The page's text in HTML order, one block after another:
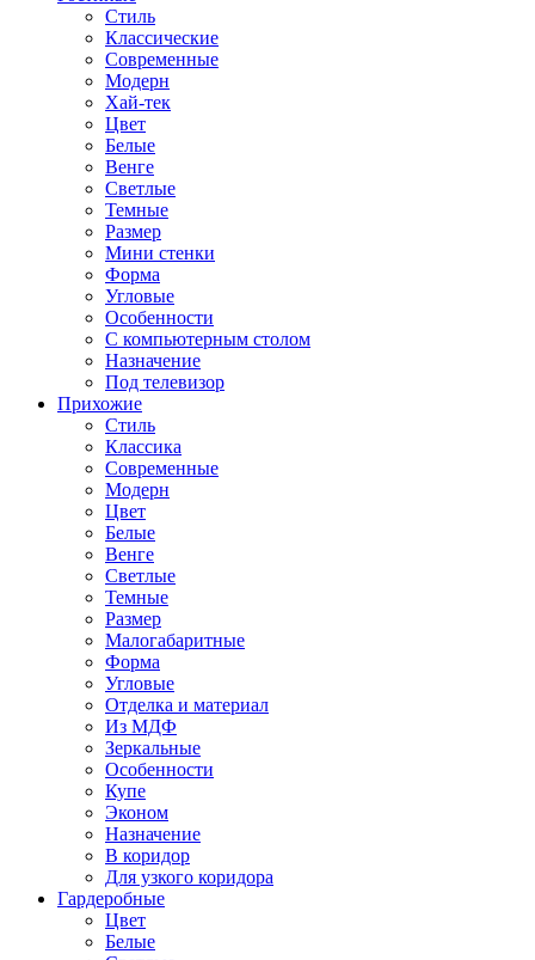
Стиль
Классические
Современные
Модерн
Хай-тек
Цвет
Белые
Венге
Светлые
Темные
Размер
Мини стенки
Форма
Угловые
Особенности
С компьютерным столом
Назначение
Под телевизор
Прихожие
Стиль
Классика
Современные
Модерн
Цвет
Белые
Венге
Светлые
Темные
Размер
Малогабаритные
Форма
Угловые
Отделка и материал
Из МДФ
Зеркальные
Особенности
Купе
Эконом
Назначение
В коридор
Для узкого коридора
Гардеробные
Цвет
Белые